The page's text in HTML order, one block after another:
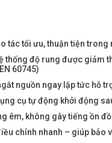
tác tối ưu, thuận tiện
thống độ rung được giảm
60745)
nguồn ngay lập tức hỗ
cụ tự động khởi động
êm, không gây tiếng ồn
chỉnh nhanh – giúp bảo